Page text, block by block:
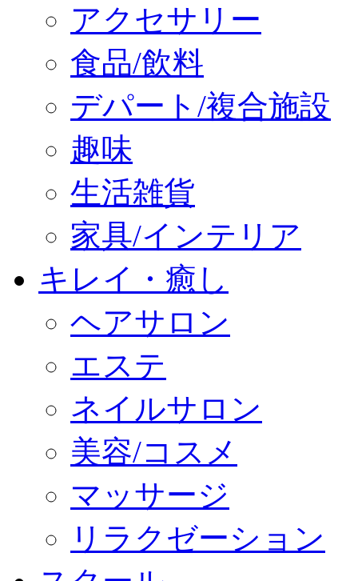
アクセサリー
食品/飲料
デパート/複合施設
趣味
生活雑貨
家具/インテリア
キレイ・癒し
ヘアサロン
エステ
ネイルサロン
美容/コスメ
マッサージ
リラクゼーション